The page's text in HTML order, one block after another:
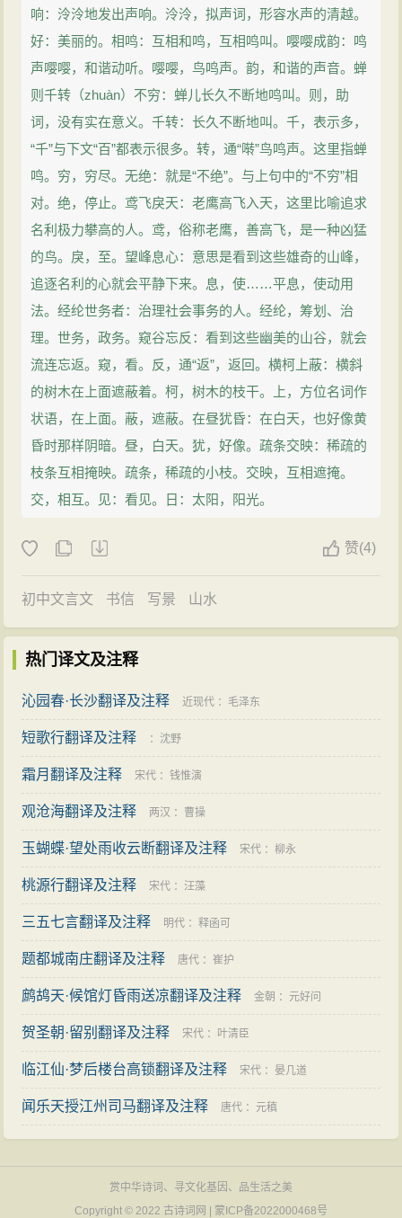
响：泠泠地发出声响。泠泠，拟声词，形容水声的清越。
好：美丽的。相鸣：互相和鸣，互相鸣叫。嘤嘤成韵：鸣
声嘤嘤，和谐动听。嘤嘤，鸟鸣声。韵，和谐的声音。蝉
则千转（zhuàn）不穷：蝉儿长久不断地鸣叫。则，助
词，没有实在意义。千转：长久不断地叫。千，表示多，
“千”与下文“百”都表示很多。转，通“啭”鸟鸣声。这里指蝉
鸣。穷，穷尽。无绝：就是“不绝”。与上句中的“不穷”相
对。绝，停止。鸢飞戾天：老鹰高飞入天，这里比喻追求
名利极力攀高的人。鸢，俗称老鹰，善高飞，是一种凶猛
的鸟。戾，至。望峰息心：意思是看到这些雄奇的山峰，
追逐名利的心就会平静下来。息，使……平息，使动用
法。经纶世务者：治理社会事务的人。经纶，筹划、治
理。世务，政务。窥谷忘反：看到这些幽美的山谷，就会
流连忘返。窥，看。反，通“返”，返回。横柯上蔽：横斜
的树木在上面遮蔽着。柯，树木的枝干。上，方位名词作
状语，在上面。蔽，遮蔽。在昼犹昏：在白天，也好像黄
昏时那样阴暗。昼，白天。犹，好像。疏条交映：稀疏的
枝条互相掩映。疏条，稀疏的小枝。交映，互相遮掩。
交，相互。见：看见。日：太阳，阳光。
赞(4)
初中文言文 书信 写景 山水
热门译文及注释
沁园春·长沙翻译及注释 近现代 ： 毛泽东
短歌行翻译及注释 ： 沈野
霜月翻译及注释 宋代 ：钱惟演
观沧海翻译及注释 两汉 ： 曹操
玉蝴蝶·望处雨收云断翻译及注释 宋代 ：柳永
桃源行翻译及注释 宋代 ：汪藻
三五七言翻译及注释 明代 ：释函可
题都城南庄翻译及注释 唐代 ：崔护
鹧鸪天·候馆灯昏雨送凉翻译及注释 金朝 ： 元好问
贺圣朝·留别翻译及注释 宋代 ： 叶清臣
临江仙·梦后楼台高锁翻译及注释 宋代 ： 晏几道
闻乐天授江州司马翻译及注释 唐代 ： 元稹
赏中华诗词、寻文化基因、品生活之美
Copyright © 2022 古诗词网 蒙ICP备2022000468号